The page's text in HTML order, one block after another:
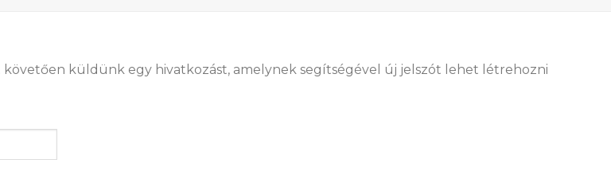
követően küldünk egy hivatkozást, amelynek segítségével új jelszót lehet létrehozni